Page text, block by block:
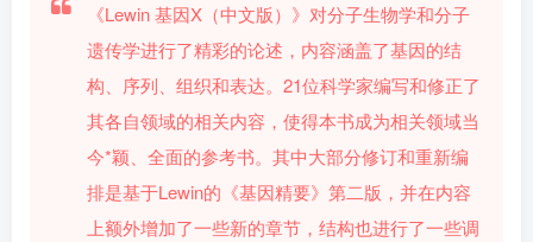
《Lewin 基因X（中文版）》对分子生物学和分子
遗传学进行了精彩的论述，内容涵盖了基因的结
构、序列、组织和表达。21位科学家编写和修正了
其各自领域的相关内容，使得本书成为相关领域当
今*颖、全面的参考书。其中大部分修订和重新编
排是基于Lewin的《基因精要》第二版，并在内容
上额外增加了一些新的章节，结构也进行了一些调